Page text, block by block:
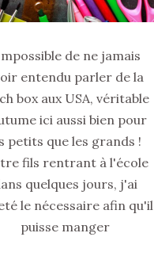
de ne jamais
entendu parler de la
box aux USA, véritable
ici aussi bien pour
petits que les grands !
fils rentrant à l'école
quelques jours, j'ai
le nécessaire afin qu'il
puisse manger